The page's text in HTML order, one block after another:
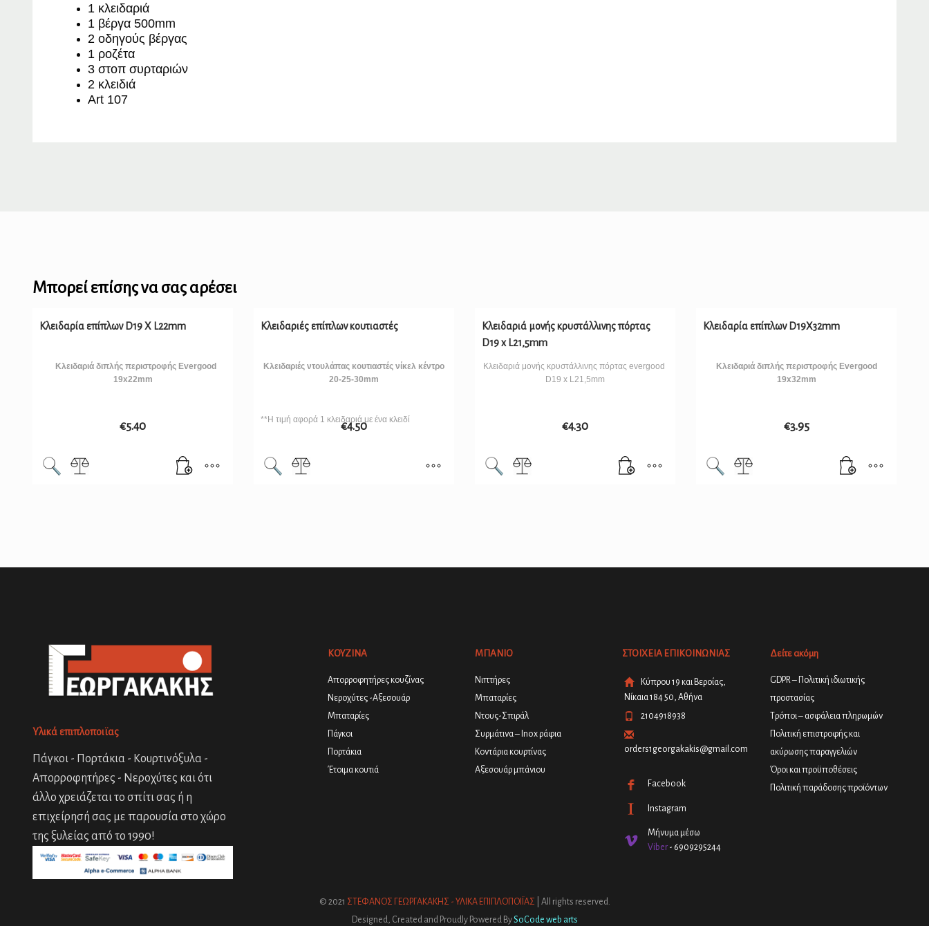
1 κλειδαριά
1 βέργα 500mm
2 οδηγούς βέργας
1 ροζέτα
3 στοπ συρταριών
2 κλειδιά
Art 107
Μπορεί επίσης να σας αρέσει
Κλειδαρία επίπλων D19 X L22mm
Κλειδαριά διπλής περιστροφής Evergood
19x22mm
€5.40
Κλειδαριές επίπλων κουτιαστές
Κλειδαριές ντουλάπας κουτιαστές νίκελ κέντρο
20-25-30mm
**Η τιμή αφορά 1 κλειδαριά με ένα κλειδί
€4.50
Κλειδαριά μονής κρυστάλλινης πόρτας
D19 x L21,5mm
Κλειδαριά μονής κρυστάλλινης πόρτας evergood
D19 x L21,5mm
€4.30
Κλειδαρία επίπλων D19X32mm
Κλειδαριά διπλής περιστροφής Evergood
19x32mm
€3.95
Υλικά επιπλοποιϊας
Πάγκοι - Πορτάκια - Κουρτινόξυλα -
Απορροφητήρες - Νεροχύτες και ότι
άλλο χρειάζεται το σπίτι σας ή η
επιχείρησή σας με παρουσία στο χώρο
της ξυλείας από το 1990!
ΚΟΥΖΙΝΑ
Απορροφητήρες κουζίνας
Νεροχύτες -Αξεσουάρ
Μπαταρίες
Πάγκοι
Πορτάκια
Έτοιμα κουτιά
ΜΠΑΝΙΟ
Νιπτήρες
Μπαταρίες
Ντους-Σπιράλ
Συρμάτινα – Inox ράφια
Κοντάρια κουρτίνας
Αξεσουάρ μπάνιου
ΣΤΟΙΧΕΙΑ ΕΠΙΚΟΙΝΩΝΙΑΣ
Κύπρου 19 και Βεροίας,
Νίκαια 184 50, Αθήνα
2104918938
orders1georgakakis@gmail.com
Facebook
Instagram
Μήνυμα μέσω
Viber - 6909295244
Δείτε ακόμη
GDPR – Πολιτική ιδιωτικής
προστασίας
Τρόποι – ασφάλεια πληρωμών
Πολιτική επιστροφής και
ακύρωσης παραγγελιών
Όροι και προϋποθέσεις
Πολιτική παράδοσης προϊόντων
© 2021 ΣΤΕΦΑΝΟΣ ΓΕΩΡΓΑΚΑΚΗΣ - ΥΛΙΚΑ ΕΠΙΠΛΟΠΟΙΪΑΣ | All rights reserved.
Designed, Created and Proudly Powered BySoCode web arts